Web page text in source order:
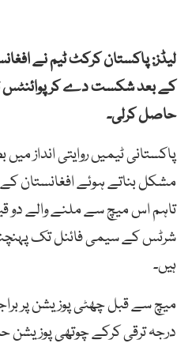
لیڈز: پاکستان کرکٹ ٹیم نے
کے بعد شکست دے کر پوائنٹس
حاصل کرلی۔
پاکستانی ٹیمیں روایتی انداز
مشکل بناتے ہوئے افغانستان
تاہم اس میچ سے ملنے والے دو
شرٹس کے سیمی فائنل تک
ہیں۔
میچ سے قبل چھٹی پوزیشن پر
درجہ ترقی کرکے چوتھی پوزیشن